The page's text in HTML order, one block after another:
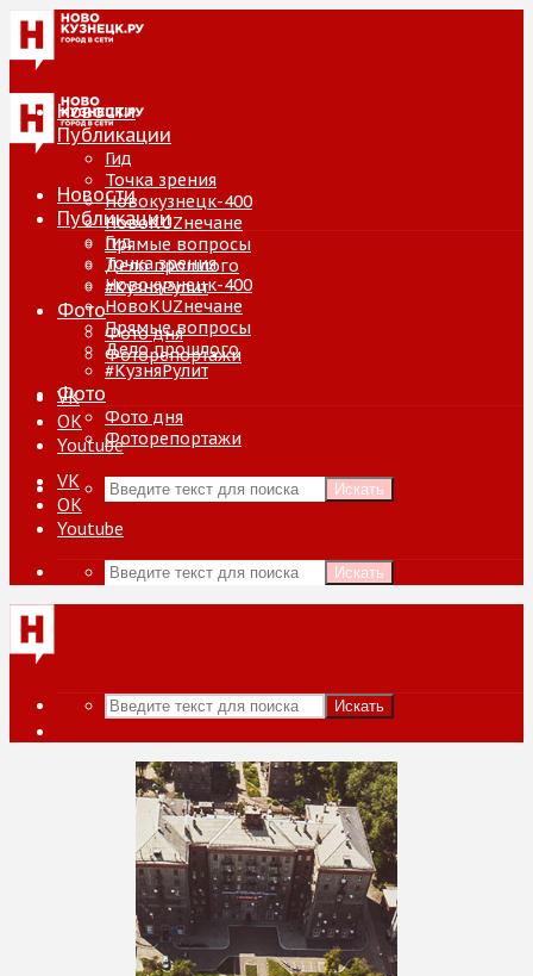
Новости
Публикации
Гид
Точка зрения
Новокузнецк-400
НовоKUZнечане
Прямые вопросы
Дело прошлого
#КузняРулит
Фото
Фото дня
Фоторепортажи
VK
ОК
Youtube
Искать
Новости
Публикации
Гид
Точка зрения
Новокузнецк-400
НовоKUZнечане
Прямые вопросы
Дело прошлого
#КузняРулит
Фото
Фото дня
Фоторепортажи
VK
ОК
Youtube
Искать
Искать